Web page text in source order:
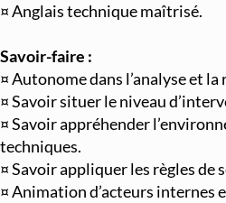
¤ Anglais technique maîtrisé.
Savoir-faire :
¤ Autonome dans l’analyse et
¤ Savoir situer le niveau
¤ Savoir appréhender
techniques.
¤ Savoir appliquer les règles
¤ Animation d’acteurs internes